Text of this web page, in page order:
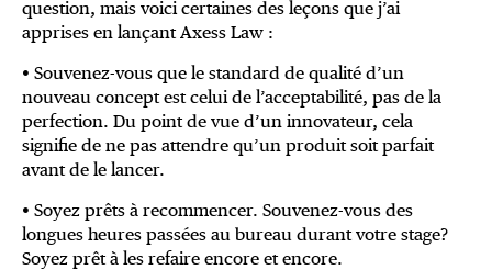
question, mais voici certaines des leçons que j’ai
apprises en lançant Axess Law :
• Souvenez-vous que le standard de qualité d’un
nouveau concept est celui de l’acceptabilité, pas de la
perfection. Du point de vue d’un innovateur, cela
signifie de ne pas attendre qu’un produit soit parfait
avant de le lancer.
• Soyez prêts à recommencer. Souvenez-vous des
longues heures passées au bureau durant votre stage?
Soyez prêt à les refaire encore et encore.